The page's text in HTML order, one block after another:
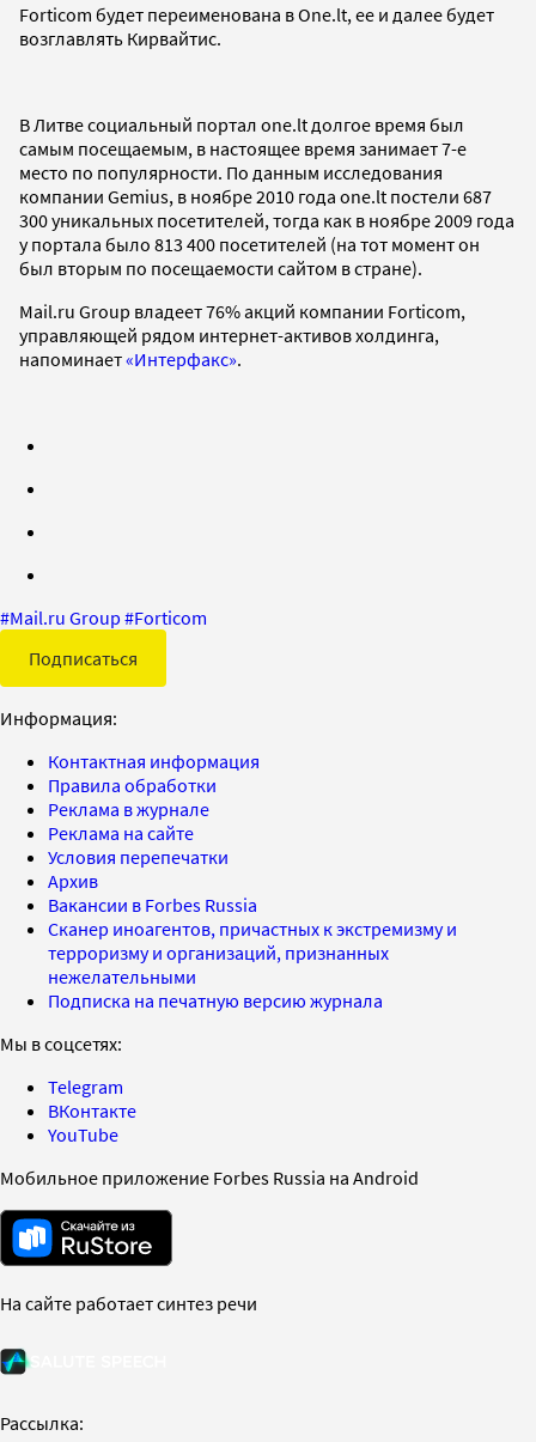
Forticom будет переименована в One.lt, ее и далее будет
возглавлять Кирвайтис.
В Литве социальный портал one.lt долгое время был
самым посещаемым, в настоящее время занимает 7-е
место по популярности. По данным исследования
компании Gemius, в ноябре 2010 года one.lt постели 687
300 уникальных посетителей, тогда как в ноябре 2009 года
у портала было 813 400 посетителей (на тот момент он
был вторым по посещаемости сайтом в стране).
Mail.ru Group владеет 76% акций компании Forticom,
управляющей рядом интернет-активов холдинга,
напоминает«Интерфакс».
#Mail.ru Group #Forticom
Подписаться
Информация:
Контактная информация
Правила обработки
Реклама в журнале
Реклама на сайте
Условия перепечатки
Архив
Вакансии в Forbes Russia
Сканер иноагентов, причастных к экстремизму и
терроризму и организаций, признанных
нежелательными
Подписка на печатную версию журнала
Мы в соцсетях:
Telegram
ВКонтакте
YouTube
Мобильное приложение Forbes Russia на Android
На сайте работает синтез речи
Рассылка: